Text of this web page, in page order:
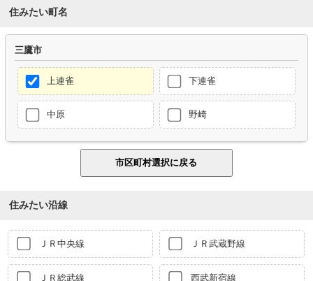
住みたい町名
三鷹市
上連雀 下連雀
中原 野崎
住みたい沿線
ＪＲ中央線 ＪＲ武蔵野線
ＪＲ総武線 西武新宿線